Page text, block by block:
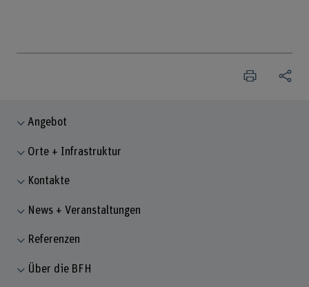
Angebot
Orte + Infrastruktur
Kontakte
News + Veranstaltungen
Referenzen
Über die BFH